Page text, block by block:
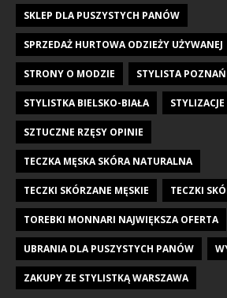
SKLEP DLA PUSZYSTYCH PANÓW
SPRZEDAŻ HURTOWA ODZIEŻY UŻYWANEJ
STRONY O MODZIE STYLISTA POZNAŃ
STYLISTKA BIELSKO-BIAŁA
SZTUCZNE RZĘSY OPINIE
TECZKA MĘSKA SKÓRA NATURALNA
TECZKI SKÓRZANE MĘSKIE TECZKI
TOREBKI MONNARI NAJWIĘKSZA OFERTA
UBRANIA DLA PUSZYSTYCH PANÓW
ZAKUPY ZE STYLISTKĄ WARSZAWA